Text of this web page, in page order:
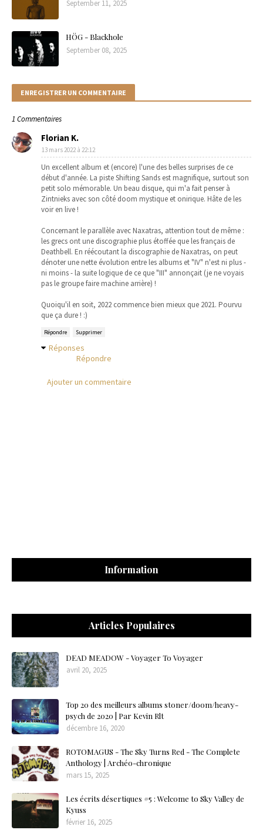
September 11, 2025
HÖG - Blackhole
September 08, 2025
ENREGISTRER UN COMMENTAIRE
1 Commentaires
Florian K.
13 mars 2022 à 22:12
Un excellent album et (encore) l'une des belles surprises de ce
début d'année. La piste Shifting Sands est magnifique, surtout son
petit solo mémorable. Un beau disque, qui m'a fait penser à
Zintnieks avec son côté doom mystique et onirique. Hâte de les
voir en live !
Concernant le parallèle avec Naxatras, attention tout de même :
les grecs ont une discographie plus étoffée que les français de
Deathbell. En réécoutant la discographie de Naxatras, on peut
dénoter une nette évolution entre les albums et "IV" n'est ni plus -
ni moins - la suite logique de ce que "III" annonçait (je ne voyais
pas le groupe faire machine arrière) !
Quoiqu'il en soit, 2022 commence bien mieux que 2021. Pourvu
que ça dure ! :)
Répondre Supprimer
Réponses
Répondre
Ajouter un commentaire
Information
Articles Populaires
DEAD MEADOW - Voyager To Voyager
avril 20, 2025
Top 20 des meilleurs albums stoner/doom/heavy-
psych de 2020 | Par Kevin Rlt
décembre 16, 2020
ROTOMAGUS - The Sky Turns Red - The Complete
Anthology | Archéo-chronique
mars 15, 2025
Les écrits désertiques #5 : Welcome to Sky Valley de
Kyuss
février 16, 2025